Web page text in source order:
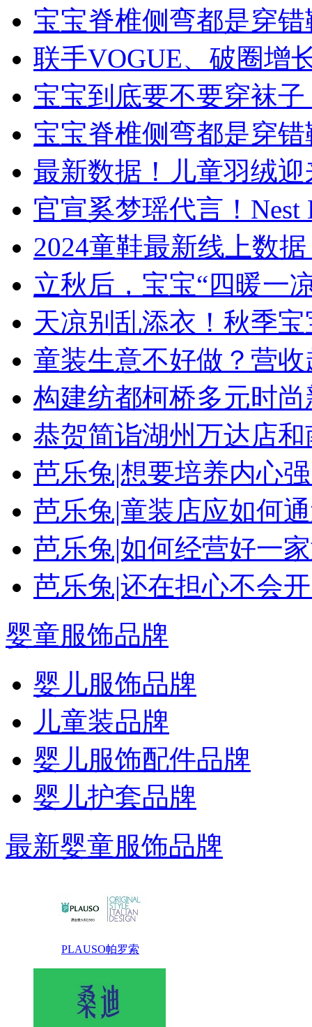
宝宝脊椎侧弯都是穿
联手VOGUE、破圈增
宝宝到底要不要穿袜
宝宝脊椎侧弯都是穿
最新数据！儿童羽绒
官宣奚梦瑶代言！Nest
​2024童鞋最新线上数
立秋后，宝宝“四暖一
天凉别乱添衣！秋季
童装生意不好做？营
构建纺都柯桥多元时
恭贺简诣湖州万达店
芭乐兔|想要培养内心
芭乐兔|童装店应如何
芭乐兔|如何经营好一
芭乐兔|还在担心不会
婴童服饰品牌
婴儿服饰品牌
儿童装品牌
婴儿服饰配件品牌
婴儿护套品牌
最新婴童服饰品牌
PLAUSO帕罗索